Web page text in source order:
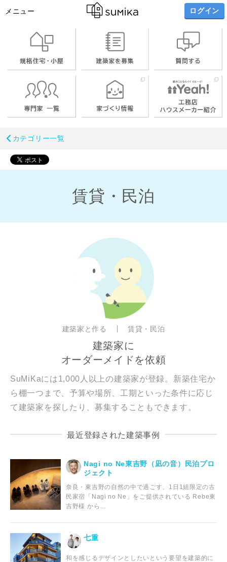
メニュー ログイン
カテゴリー一覧
賃貸・民泊
建築家と作る 賃貸・民泊
建築家に
オーダーメイドを依頼
SuMiKaには1,000人以上の建築家が登録。新築住宅か
ら棚一つまで、予算や場所、工期といった条件に応じ
て建築家を探したり、募集することもできます。
最近登録された建築事例
Nagi no Ne東吉野（凪の音）民泊プロ
ジェクト
奈良・東吉野の自然の中で過ごす、1日1組限定の古
民家宿「Nagi no Ne」をご提供されている Rebe東
吉野様 から…
七重
和を感じるデザインとしたいという要望を建築的に